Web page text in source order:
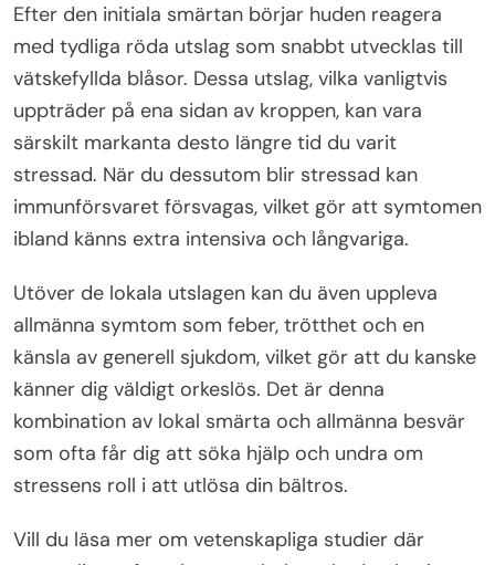
Efter den initiala smärtan börjar huden reagera
med tydliga röda utslag som snabbt utvecklas till
vätskefyllda blåsor. Dessa utslag, vilka vanligtvis
uppträder på ena sidan av kroppen, kan vara
särskilt markanta desto längre tid du varit
stressad. När du dessutom blir stressad kan
immunförsvaret försvagas, vilket gör att symtomen
ibland känns extra intensiva och långvariga.
Utöver de lokala utslagen kan du även uppleva
allmänna symtom som feber, trötthet och en
känsla av generell sjukdom, vilket gör att du kanske
känner dig väldigt orkeslös. Det är denna
kombination av lokal smärta och allmänna besvär
som ofta får dig att söka hjälp och undra om
stressens roll i att utlösa din bältros.
Vill du läsa mer om vetenskapliga studier där